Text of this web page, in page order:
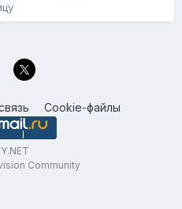
Cookie-файлы
Community